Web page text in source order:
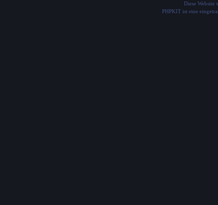
Diese Website
PHPKIT ist eine